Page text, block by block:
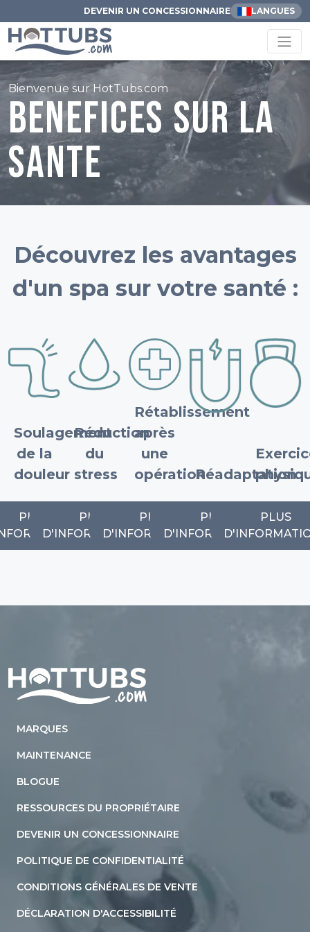
DEVENIR UN CONCESSIONNAIRE LANGUES
Bienvenue sur HotTubs.com
Benefices sur la
sante
Découvrez les avantages
d'un spa sur votre santé :
Soulagement
de la
douleur
PLUS
Réduction
du
stress
PLUS
D'INFORMATIONS
Rétablissement
après
une
opération
PLUS
D'INFORMATIONS
Réadaptation
PLUS
D'INFORMATIONS
PLUS
MARQUES
MAINTENANCE
BLOGUE
RESSOURCES DU PROPRIÉTAIRE
DEVENIR UN CONCESSIONNAIRE
POLITIQUE DE CONFIDENTIALITÉ
CONDITIONS GÉNÉRALES DE VENTE
DÉCLARATION D'ACCESSIBILITÉ